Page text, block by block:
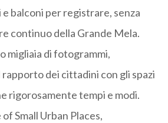
balconi per registrare, senza
continuo della Grande Mela.
migliaia di fotogrammi,
dei cittadini con gli spazi
rigorosamente tempi e modi.
Small Urban Places,